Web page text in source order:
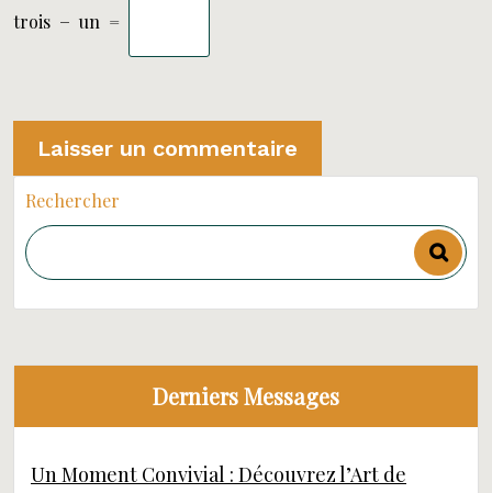
trois − un =
Rechercher
Derniers Messages
Un Moment Convivial : Découvrez l’Art de